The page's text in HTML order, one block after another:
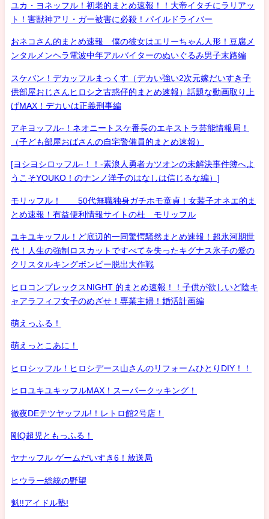
ユカ・ヨネッフル！初老的まとめ速報！！大帝イタチにラリアッ
ト！害獣神アリ・ガー被害に必殺！パイルドライバー
おネコさん的まとめ速報 僕の彼女はエリーちゃん人形！豆腐メ
ンタルメンヘラ電波中年アルバイターのぬいぐるみ男子末路編
スケバン！デカッフルまっくす（デカい強い2次元嫁だいすき子
供部屋おじさんヒロシ之古惑仔的まとめ速報）話題な動画取り上
げMAX！デカいは正義刑事編
アキヨッフル-！ネオニートスケ番長のエキストラ芸能情報局！
（子ども部屋おばさんの自宅警備員的まとめ速報）
[ヨシヨシロッフル-！！-素浪人勇者カツオンの未解決事件簿へよ
うこそYOUKO！のナンノ洋子のはなしは信じるな編）]
モリッフル！ 50代無職独身ガチホモ童貞！女装子オネエ的ま
とめ速報！有益便利情報サイトの杜 モリッフル
ユキユキッフル！ど底辺的一同驚愕騒然まとめ速報！超氷河期世
代！人生の強制ロスカットですべてを失ったキグナス氷子の愛の
クリスタルキングボンビー脱出大作戦
ヒロコンプレックスNIGHT 的まとめ速報！！子供が欲しいど陰キ
ャアラフィフ女子のめざせ！専業主婦！婚活計画編
萌えっふる！
萌えっとこあに！
ヒロシッフル！ヒロシデース山さんのリフォームひとりDIY！！
ヒロユキユキッフルMAX！スーパークッキング！
徹夜DEテツヤッフル!！レトロ館2号店！
剛Q超児ともっふる！
ヤナッフル ゲームだいすき6！放送局
ヒウラー総統の野望
魁!!アイドル塾!